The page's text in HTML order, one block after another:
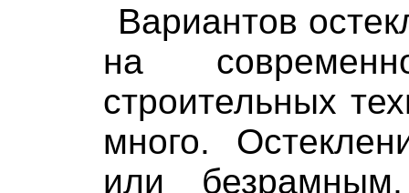
Вариантов
на
строительных
много.
или